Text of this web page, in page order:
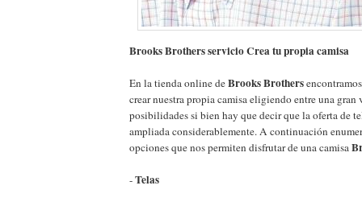
Brooks Brothers servicio Crea tu propia camisa
En la tienda online deBrooks Brothers
crear nuestra propia camisa eligiendo entre una gran
posibilidades si bien hay que decir que la oferta de
ampliada considerablemente. A continuación
opciones que nos permiten disfrutar de una camisa
-Telas